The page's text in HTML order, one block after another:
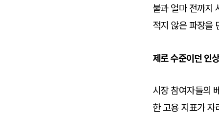
불과 얼마 전까지
적지 않은 파장을
제로 수준이던 인
시장 참여자들의
한 고용 지표가